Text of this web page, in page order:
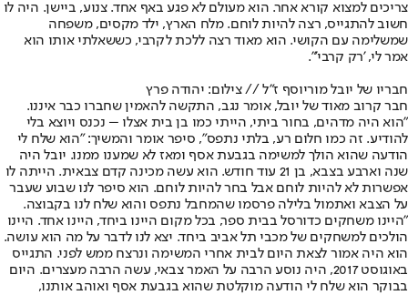
צריכים למצוא קורא אחר. הוא מעולם לא פגע באף אחד. צנוע, ביישן. היה לו
חשוב להתגייס, רצה להיות לוחם. מלח הארץ, ילד מקסים, משפחה
שמשלימה עם הקושי. הוא מאוד רצה ללכת לקרבי, כששאלתי אותו הוא
אמר לי, 'רק קרבי'".
חבריו של יובל מוריוסף ז"ל // צילום: יהודה פרץ
חבר קרוב מאוד של יובל, אומר נגב, התקשה להאמין שחברו כבר איננו.
"הוא היה מדהים, בחור ביתי, הייתי כמו בן בית אצלו – נכנס ויוצא בלי
להודיע. זה כמו חלום רע, בלתי נתפס", סיפר אומר והמשיך: "הוא שלח לי
הודעה שהוא הולך למשימה בגבעת אסף ומאז לא שמענו ממנו. יובל היה
שנה וארבע בצבא, בן 21 עוד חודש. הוא עשה מכינה קדם צבאית. הייתה לו
אפשרות לא להיות לוחם אבל בחר להיות לוחם. הוא סיפר לנו שבוע שעבר
על הצבא ואתמול בלילה פרסמו שהמחבל נתפס והוא שלח לנו בקבוצה.
"היינו משחקים כדורסל בבית ספר, בכל מקום היינו ביחד, היינו אחד. היינו
הולכים למשחקים של מכבי תל אביב ביחד. יצא לנו לדבר על מה הוא עושה.
הוא היה אמור לצאת היום לבית אחרי המשימה ונרצח ממש לפני. התגייס
באוגוסט 2017, היה נוסע הרבה על האמר צבאי, עשה הרבה מעצרים. היום
בבוקר הוא שלח לי הודעה מוקלטת שהוא בגבעת אסף ואוהב אותנו,